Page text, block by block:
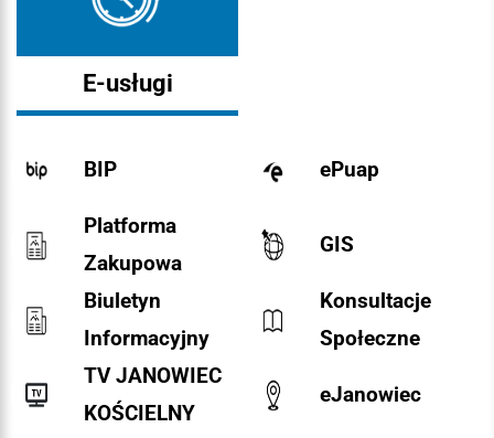
E-usługi
BIP ePuap
Platforma
Zakupowa
GIS
Biuletyn
Informacyjny
Konsultacje
Społeczne
TV JANOWIEC
KOŚCIELNY
eJanowiec